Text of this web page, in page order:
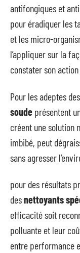
antifongiques et
pour éradiquer les
et les micro-
l’appliquer sur la
constater son
Pour les adeptes
soude présentent
créent une solution
imbibé, peut
sans agresser
pour des résultats
desnettoyants
efficacité soit
polluante et leur
entre performance